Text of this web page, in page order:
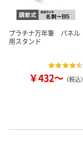
プラチナ万年筆 パネル
用スタンド
￥432～ （税込）